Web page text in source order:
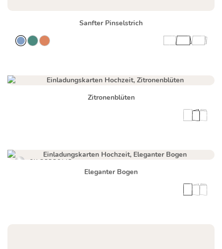
Sanfter Pinselstrich
Zitronenblüten
SILBERFOLIE
Eleganter Bogen